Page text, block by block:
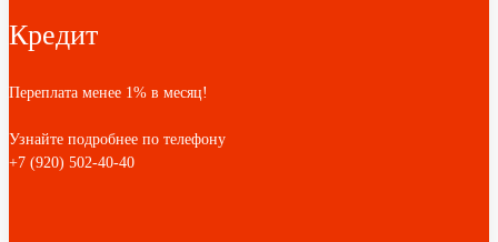
Кредит
Переплата менее 1% в месяц!
Узнайте подробнее по телефону
+7 (920) 502-40-40